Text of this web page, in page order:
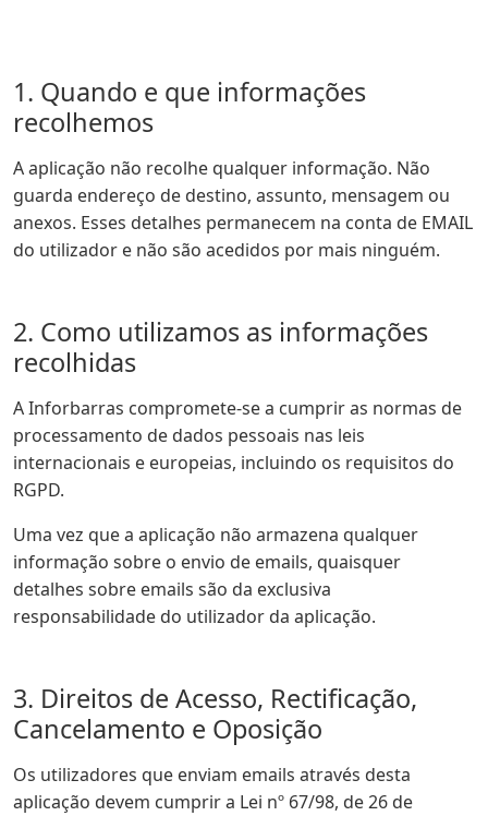
1. Quando e que informações
recolhemos
A aplicação não recolhe qualquer informação. Não
guarda endereço de destino, assunto, mensagem ou
anexos. Esses detalhes permanecem na conta de EMAIL
do utilizador e não são acedidos por mais ninguém.
2. Como utilizamos as informações
recolhidas
A Inforbarras compromete-se a cumprir as normas de
processamento de dados pessoais nas leis
internacionais e europeias, incluindo os requisitos do
RGPD.
Uma vez que a aplicação não armazena qualquer
informação sobre o envio de emails, quaisquer
detalhes sobre emails são da exclusiva
responsabilidade do utilizador da aplicação.
3. Direitos de Acesso, Rectificação,
Cancelamento e Oposição
Os utilizadores que enviam emails através desta
aplicação devem cumprir a Lei nº 67/98, de 26 de